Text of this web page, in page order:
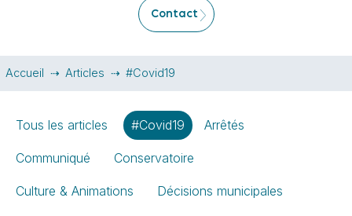
Contact
Accueil Articles #Covid19
Tous les articles #Covid19 Arrêtés
Communiqué Conservatoire
Culture & Animations Décisions municipales